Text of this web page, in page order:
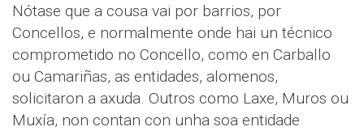
Nótase que a cousa vai por barrios, por
Concellos, e normalmente onde hai un técnico
comprometido no Concello, como en Carballo
ou Camariñas, as entidades, alomenos,
solicitaron a axuda. Outros como Laxe, Muros ou
Muxía, non contan con unha soa entidade